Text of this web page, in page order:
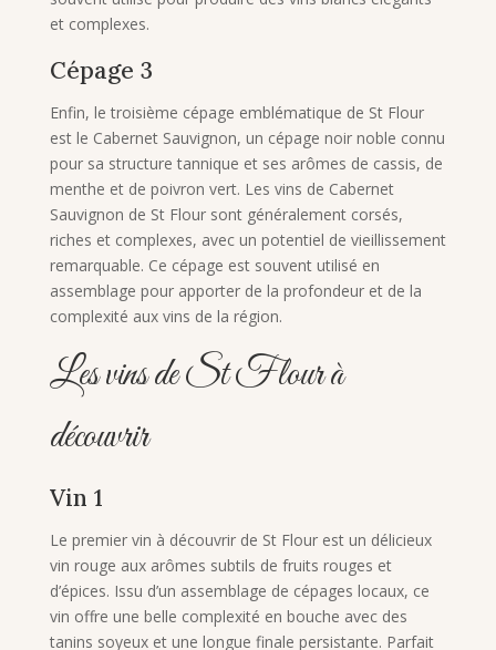
et complexes.
Cépage 3
Enfin, le troisième cépage emblématique de St Flour
est le Cabernet Sauvignon, un cépage noir noble connu
pour sa structure tannique et ses arômes de cassis, de
menthe et de poivron vert. Les vins de Cabernet
Sauvignon de St Flour sont généralement corsés,
riches et complexes, avec un potentiel de vieillissement
remarquable. Ce cépage est souvent utilisé en
assemblage pour apporter de la profondeur et de la
complexité aux vins de la région.
Les vins de St Flour à
découvrir
Vin 1
Le premier vin à découvrir de St Flour est un délicieux
vin rouge aux arômes subtils de fruits rouges et
d’épices. Issu d’un assemblage de cépages locaux, ce
vin offre une belle complexité en bouche avec des
tanins soyeux et une longue finale persistante. Parfait